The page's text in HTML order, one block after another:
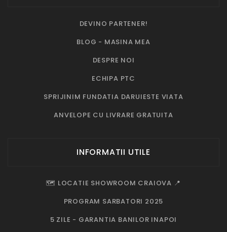
DEVINO PARTENER!
BLOG - MASINA MEA
DESPRE NOI
ECHIPA PTC
SPRIJINIM FUNDATIA DARUIESTE VIATA
ANVELOPE CU LIVRARE GRATUITA
INFORMATII UTILE
🗺️ LOCATIE SHOWROOM CRAIOVA 📍
PROGRAM SARBATORI 2025
5 ZILE - GARANTIA BANILOR INAPOI